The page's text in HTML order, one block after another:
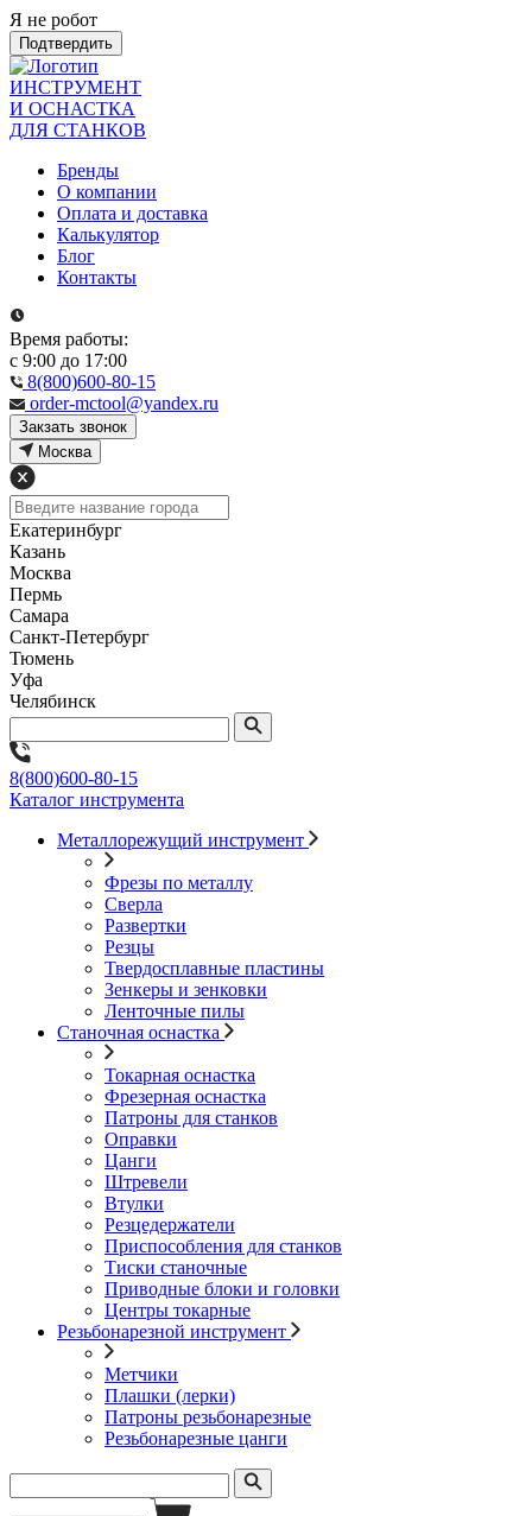
Я не робот
Подтвердить
ИНСТРУМЕНТ
И ОСНАСТКА
ДЛЯ СТАНКОВ
Бренды
О компании
Оплата и доставка
Калькулятор
Блог
Контакты
Время работы:
с 9:00 до 17:00
8(800)600-80-15
order-mctool@yandex.ru
Закзать звонок
Москва
Екатеринбург
Казань
Москва
Пермь
Самара
Санкт-Петербург
Тюмень
Уфа
Челябинск
8(800)600-80-15
Каталог инструмента
Металлорежущий инструмент
Фрезы по металлу
Сверла
Развертки
Резцы
Твердосплавные пластины
Зенкеры и зенковки
Ленточные пилы
Станочная оснастка
Токарная оснастка
Фрезерная оснастка
Патроны для станков
Оправки
Цанги
Штревели
Втулки
Резцедержатели
Приспособления для станков
Тиски станочные
Приводные блоки и головки
Центры токарные
Резьбонарезной инструмент
Метчики
Плашки (лерки)
Патроны резьбонарезные
Резьбонарезные цанги